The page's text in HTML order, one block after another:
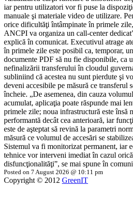
iar pentru utilizatori vor fi puse la
manuale şi materiale video de utilizare.
orice dificultăţi întâmpinate în primele zile,
ANCPI va organiza un call-center
explică în comunicat. Executivul atrage
în primele zile este posibil ca, temporar,
documente PDF să nu fie disponibile, ca
nefinalizării transferului în cloudul
subliniind că acestea nu sunt pierdute şi
deveni accesibile pe măsură ce transferul
încheie. „De asemenea, din cauza
acumulat, aplicaţia poate răspunde mai
primele zile; noua infrastructură este însă
performantă decât cea anterioară, iar
este de aşteptat să revină la parametri
măsură ce volumul de accesări se
Sistemul va fi monitorizat permanent, iar
tehnice vor interveni imediat în cazul
disfuncţionalităţi”, se mai spune în
Posted on 7 August 2026 @ 10:11 pm
Copyright © 2012 GreenIT